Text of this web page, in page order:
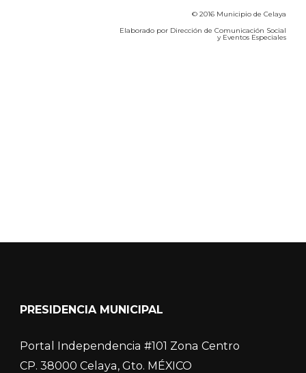
© 2016 Municipio de Celaya
Elaborado por Dirección de Comunicación Social
y Eventos Especiales
PRESIDENCIA MUNICIPAL
Portal Independencia #101 Zona Centro
CP. 38000 Celaya, Gto. MÉXICO